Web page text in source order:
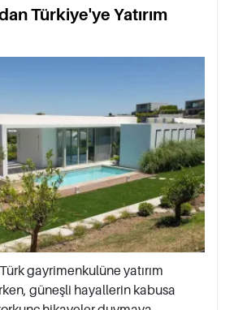
Türkiye'ye Yatırım
gayrimenkulüne yatırım
güneşli hayallerin kabusa